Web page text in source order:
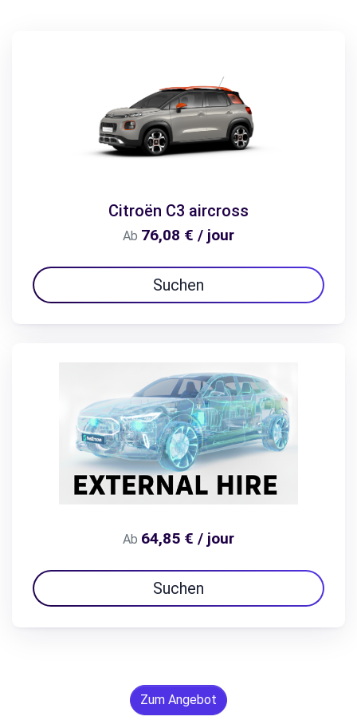
Citroën C3 aircross
Ab 76,08 € / jour
Suchen
Ab 64,85 € / jour
Suchen
Zum Angebot